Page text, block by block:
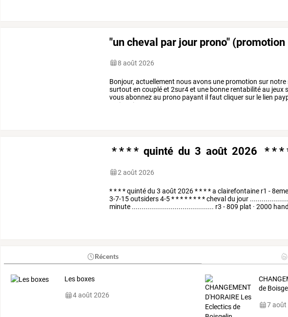
"un cheval par jour prono" (promotion
8 août 2026
Bonjour, actuellement nousavons une promotion sur notre
surtout en coupléet 2sur4et une bonne rentabilitéau jeux
vousabonnezau prono payant il faut cliquersur le lien
mois
soit
* * * * quinté du 3 août 2026 * * *
2 août 2026
****quintédu 3 août 2026****a clairefontaine r1 -8eme
3-7-15outsiders4-5********chevaldu jour
minute .......................................... r3 -809 plat · 2000
Récents
Les boxes
4 août 2026
de
7 août